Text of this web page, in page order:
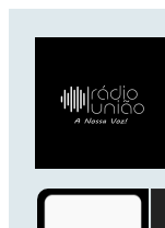
para
conteúdo